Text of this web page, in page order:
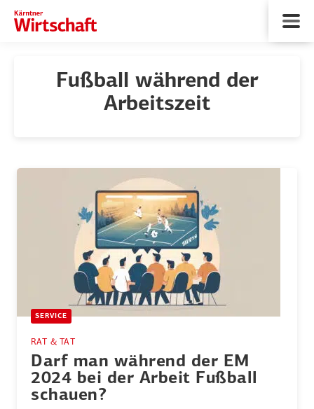
Fußball während der
Arbeitszeit
SERVICE
RAT & TAT
Darf man während der EM
2024 bei der Arbeit Fußball
schauen?